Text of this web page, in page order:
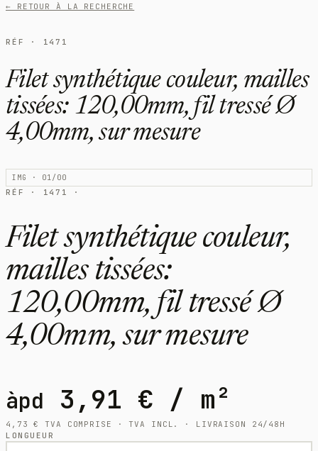
← RETOUR À LA RECHERCHE
RÉF · 1471
Filet synthétique couleur, mailles
tissées: 120,00mm, fil tressé Ø
4,00mm, sur mesure
IMG · 01/00
RÉF · 1471 ·
Filet synthétique couleur,
mailles tissées:
120,00mm, fil tressé Ø
4,00mm, sur mesure
àpd 3,91 € / m²
4,73€
TVA COMPRISE · TVA INCL. · LIVRAISON 24/48H
LONGUEUR